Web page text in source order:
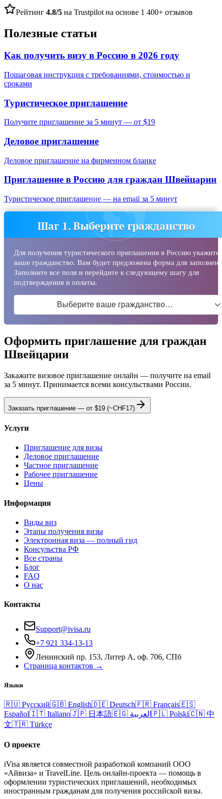
Рейтинг 4.8/5 на Trustpilot на основе 1 400+ отзывов
Полезные статьи
Как получить визу в Россию в 2026 году
Пошаговая инструкция с требованиями, стоимостью и
сроками
Туристическое приглашение
Получите приглашение за 5 минут — от $19
Деловое приглашение
Деловое приглашение на фирменном бланке
Приглашение в Россию для граждан Швейцарии
Туристическое приглашение — на email за 5 минут
Шаг 1. Выберите гражданство
Для получения туристического приглашения в Россию укажите
ваше гражданство. Вам будет предложена форма для
Заполните все поля и перейдите к следующему шагу для
подтверждения и оплаты.
Выберите ваше гражданство…
Оформить приглашение для граждан
Швейцарии
Закажите визовое приглашение онлайн — получите на email
за 5 минут. Принимается всеми консульствами России.
Заказать приглашение — от $19 (~CHF17)
Услуги
Приглашение для визы
Деловое приглашение
Частное приглашение
Рабочее приглашение
Цены
Информация
Виды виз
Этапы получения визы
Электронная виза — полный гид
Консульства РФ
Все страны
Блог
FAQ
О нас
Контакты
Support@ivisa.ru
+7 921 334-13-13
Ленинский пр. 153, Литер А, оф. 706, СПб
Страница контактов →
Языки
🇷🇺 Русский🇬🇧 English🇩🇪 Deutsch🇫🇷 Français🇪🇸
Español🇮🇹 Italiano🇯🇵 日本語🇪🇬 العربية 🇵🇱 Polski🇨🇳 中
文🇹🇷 Türkçe
О проекте
iVisa является совместной разработкой компаний ООО
«Айвиза» и TravelLine. Цель онлайн-проекта — помощь в
оформлении туристических приглашений, необходимых
иностранным гражданам для получения российской визы.